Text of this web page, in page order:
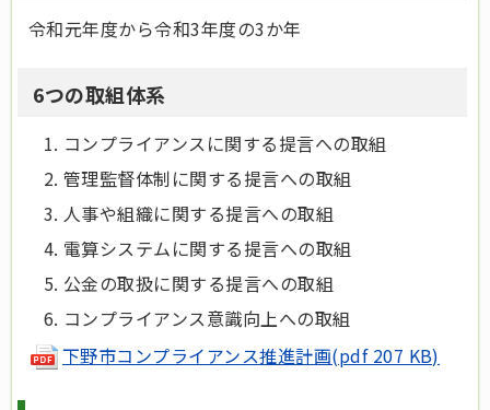
令和元年度から令和3年度の3か年
6つの取組体系
コンプライアンスに関する提言への取組
管理監督体制に関する提言への取組
人事や組織に関する提言への取組
電算システムに関する提言への取組
公金の取扱に関する提言への取組
コンプライアンス意識向上への取組
下野市コンプライアンス推進計画(pdf 207 KB)